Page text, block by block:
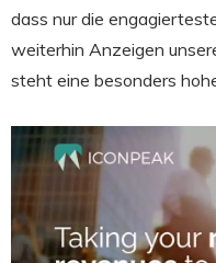
dass nur die
weiterhin Anzeigen
steht eine besonders